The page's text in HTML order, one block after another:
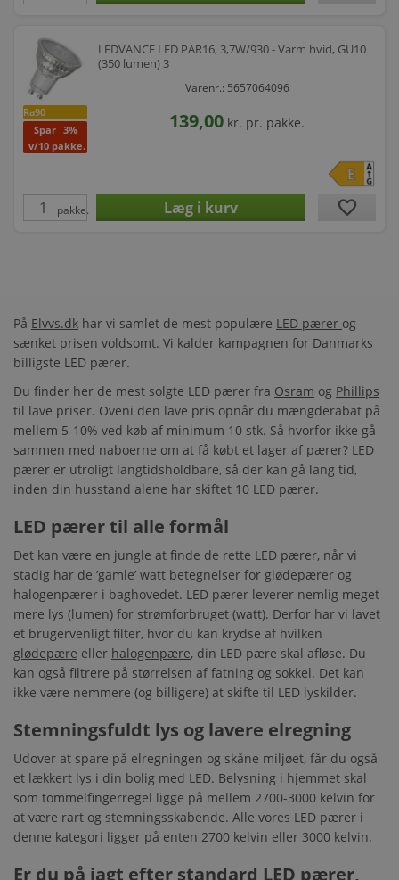
Ra90
Spar 3%
v/10 pakke.
LEDVANCE LED PAR16, 3,7W/930 - Varm hvid, GU10
(350 lumen) 3
Varenr.: 5657064096
139,00 kr. pr. pakke.
pakke. favorite
På Elvvs.dk har vi samlet de mest populære LED pærer og
sænket prisen voldsomt. Vi kalder kampagnen for Danmarks
billigste LED pærer.
Du finder her de mest solgte LED pærer fra Osram og Phillips
til lave priser. Oveni den lave pris opnår du mængderabat på
mellem 5-10% ved køb af minimum 10 stk. Så hvorfor ikke gå
sammen med naboerne om at få købt et lager af pærer? LED
pærer er utroligt langtidsholdbare, så der kan gå lang tid,
inden din husstand alene har skiftet 10 LED pærer.
LED pærer til alle formål
Det kan være en jungle at finde de rette LED pærer, når vi
stadig har de ’gamle’ watt betegnelser for glødepærer og
halogenpærer i baghovedet. LED pærer leverer nemlig meget
mere lys (lumen) for strømforbruget (watt). Derfor har vi lavet
et brugervenligt filter, hvor du kan krydse af hvilken
glødepære eller halogenpære, din LED pære skal afløse. Du
kan også filtrere på størrelsen af fatning og sokkel. Det kan
ikke være nemmere (og billigere) at skifte til LED lyskilder.
Stemningsfuldt lys og lavere elregning
Udover at spare på elregningen og skåne miljøet, får du også
et lækkert lys i din bolig med LED. Belysning i hjemmet skal
som tommelfingerregel ligge på mellem 2700-3000 kelvin for
at være rart og stemningsskabende. Alle vores LED pærer i
denne kategori ligger på enten 2700 kelvin eller 3000 kelvin.
Er du på jagt efter standard LED pærer,